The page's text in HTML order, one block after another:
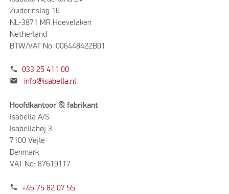
Zuiderinslag 16
NL-3871 MR Hoevelaken
Netherland
BTW/VAT No. 006448422B01
phone 033 25 411 00
mail info@isabella.nl
Hoofdkantoor & fabrikant
Isabella A/S
Isabellahøj 3
7100 Vejle
Denmark
VAT No: 87619117
phone +45 75 82 07 55